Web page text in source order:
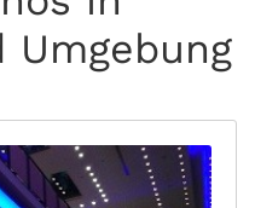
Umgebung